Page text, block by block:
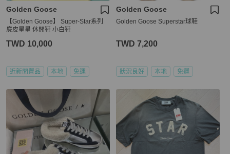
Golden Goose
【Golden Goose】 Super-Star系列
麂皮星星 休閒鞋 小白鞋
TWD 10,000
近新閒置品 本地 免運
Golden Goose
Golden Goose Superstar球鞋
TWD 7,200
狀況良好 本地 免運